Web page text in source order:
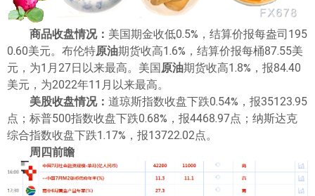
商品收盘情况： 美国期金收低0.5%，结算价报每盎司195
0.60美元。布伦特原油期货收高1.6%，结算价报每桶87.55美
元，为1月27日以来最高。美国原油期货收高1.8%，报84.40
美元，为2022年11月以来最高。
美股收盘情况： 道琼斯指数收盘下跌0.54%，报35123.95
点；标普500指数收盘下跌0.68%，报4468.97点；纳斯达克
综合指数收盘下跌1.17%，报13722.02点。
周四前瞻